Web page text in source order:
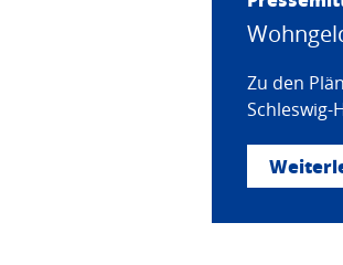
Zu den
Schleswig-